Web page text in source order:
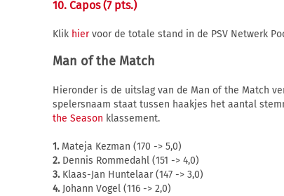
10. Capos (7 pts.)
Klik hiervoor de totale stand in de PSV Netwerk
Man of the Match
Hieronder is de uitslag van de Man of the Match
spelersnaam staat tussen haakjes het aantal
the Season klassement.
1.Mateja Kezman (170 -> 5,0)
2.Dennis Rommedahl (151 -> 4,0)
3.Klaas-Jan Huntelaar (147 -> 3,0)
4.Johann Vogel (116 -> 2,0)